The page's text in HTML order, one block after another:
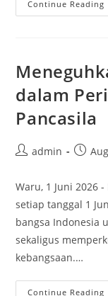
Continue Reading
dalam
Pancasila
Postadmin
Post
Waru, 1 Juni 2026
setiap tanggal 1
bangsa Indonesia
sekaligus
kebangsaan.…
Continue Reading